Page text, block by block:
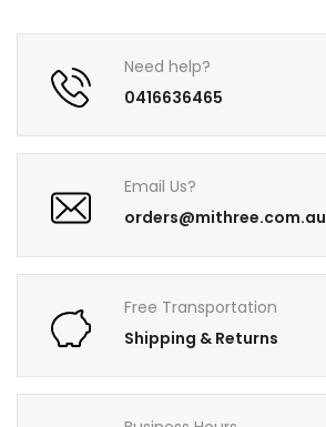
Need help?
0416636465
Email Us?
orders@mithree.com.au
Free Transportation
Shipping & Returns